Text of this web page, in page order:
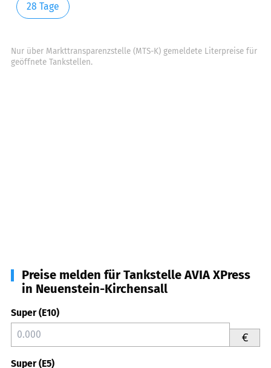
28 Tage
Nur über Markttransparenzstelle (MTS-K) gemeldete Literpreise für
geöffnete Tankstellen.
Preise melden für Tankstelle AVIA XPress
in Neuenstein-Kirchensall
Super (E10)
€
Super (E5)